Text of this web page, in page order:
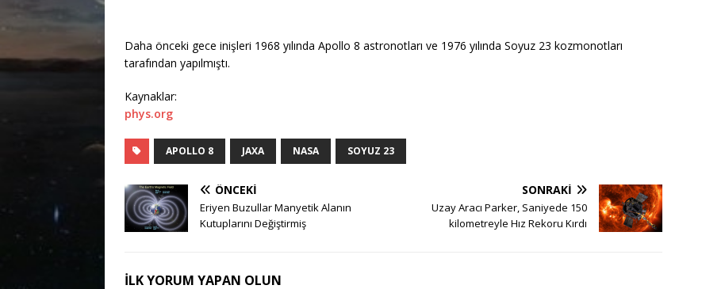
Daha önceki gece inişleri 1968 yılında Apollo 8 astronotları ve 1976 yılında Soyuz 23 kozmonotları
tarafından yapılmıştı.
Kaynaklar:
phys.org
APOLLO 8 JAXA NASA SOYUZ 23
ÖNCEKI
Eriyen Buzullar Manyetik Alanın
Kutuplarını Değiştirmiş
SONRAKI
Uzay Aracı Parker, Saniyede 150
kilometreyle Hız Rekoru Kırdı
İLK YORUM YAPAN OLUN